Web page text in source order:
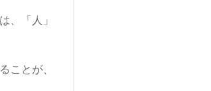
、「人」
ことが、